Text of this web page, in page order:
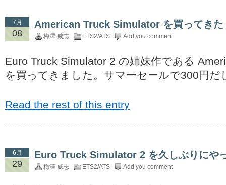
7月
08
American Truck Simulator を買ってきた
梅澤 威志 ETS2/ATS Add you comment
Euro Truck Simulator 2 の姉妹作である
を買ってきました。サマーセールで300円だ
Read the rest of this entry
6月
29
Euro Truck Simulator 2 を久しぶりにや
梅澤 威志 ETS2/ATS Add you comment